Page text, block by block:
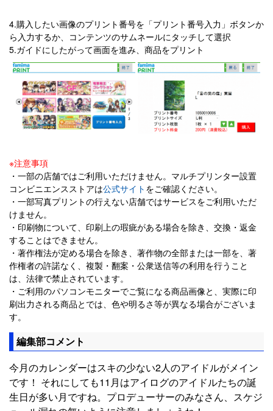
4.購入したい画像のプリント番号を「プリント番号入力」ボタンか
ら入力するか、コンテンツのサムネールにタッチして選択
5.ガイドにしたがって画面を進み、商品をプリント
※注意事項
・一部の店舗ではご利用いただけません。マルチプリンター設置
コンビニエンスストアは公式サイト をご確認ください。
・一部写真プリントの行えない店舗ではサービスをご利用いただ
けません。
・印刷物について、印刷上の瑕疵がある場合を除き、交換・返金
することはできません。
・著作権法が定める場合を除き、著作物の全部または一部を、著
作権者の許諾なく、複製・翻案・公衆送信等の利用を行うこと
は、法律で禁止されています。
・ご利用のパソコンモニターでご覧になる商品画像と、実際に印
刷出力される商品とでは、色や明るさ等が異なる場合がございま
す。
編集部コメント
今月のカレンダーはスキの少ない2人のアイドルがメイン
です！ それにしても11月はアイログのアイドルたちの誕
生日が多い月ですね。プロデューサーのみなさん、スケジ